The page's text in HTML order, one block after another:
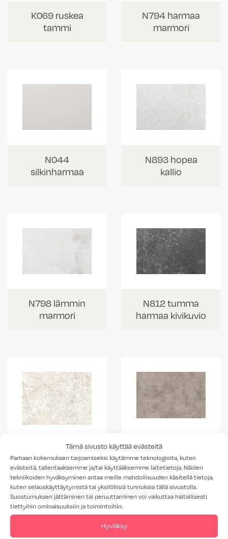
Tämä sivusto käyttää evästeitä
Parhaan kokemuksen tarjoamiseksi käytämme teknologioita, kuten
evästeitä, tallentaaksemme ja/tai käyttääksemme laitetietoja. Näiden
tekniikoiden hyväksyminen antaa meille mahdollisuuden käsitellä tietoja,
kuten selauskäyttäytymistä tai yksilöllisiä tunnuksia tällä sivustolla.
Suostumuksen jättäminen tai peruuttaminen voi vaikuttaa haitallisesti
tiettyihin ominaisuuksiin ja toimintoihin.
Hyväksy
K069 ruskea
tammi
N794 harmaa
marmori
N044
silkinharmaa
N893 hopea
kallio
N798 lämmin
marmori
N812 tumma
harmaa kivikuvio
K703 Portobello
marmorikuvio
K538 vaalea
kallio